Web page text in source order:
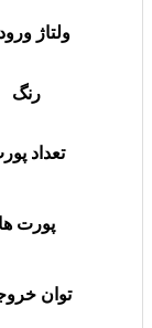
ولتاژ
رنگ
تعداد
پورت ها
توان